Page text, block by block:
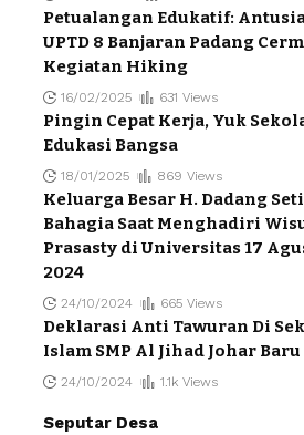
Petualangan Edukatif:
UPTD 8 Banjaran Padang
Kegiatan Hiking
16/02/2025 631 Views
Pingin Cepat Kerja, Yuk
Edukasi Bangsa
18/01/2025 869 Views
Keluarga Besar H. Dadang
Bahagia Saat Menghadiri
Prasasty di Universitas 17
2024
24/10/2024 665 Views
Deklarasi Anti Tawuran Di
Islam SMP Al Jihad Johar
24/10/2024 1.1k Views
Seputar Desa